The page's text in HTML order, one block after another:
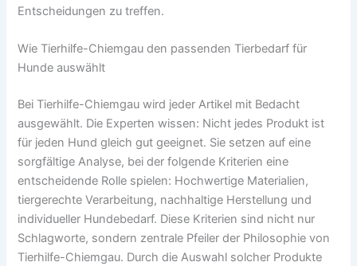
Entscheidungen zu treffen.
Wie Tierhilfe-Chiemgau den passenden Tierbedarf für
Hunde auswählt
Bei Tierhilfe-Chiemgau wird jeder Artikel mit Bedacht
ausgewählt. Die Experten wissen: Nicht jedes Produkt ist
für jeden Hund gleich gut geeignet. Sie setzen auf eine
sorgfältige Analyse, bei der folgende Kriterien eine
entscheidende Rolle spielen: Hochwertige Materialien,
tiergerechte Verarbeitung, nachhaltige Herstellung und
individueller Hundebedarf. Diese Kriterien sind nicht nur
Schlagworte, sondern zentrale Pfeiler der Philosophie von
Tierhilfe-Chiemgau. Durch die Auswahl solcher Produkte